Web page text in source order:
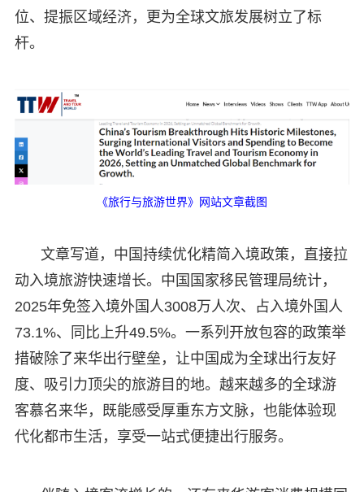
位、提振区域经济，更为全球文旅发展树立了标
杆。
《旅行与旅游世界》网站文章截图
文章写道，中国持续优化精简入境政策，直接拉
动入境旅游快速增长。中国国家移民管理局统计，
2025年免签入境外国人3008万人次、占入境外国人
73.1%、同比上升49.5%。一系列开放包容的政策举
措破除了来华出行壁垒，让中国成为全球出行友好
度、吸引力顶尖的旅游目的地。越来越多的全球游
客慕名来华，既能感受厚重东方文脉，也能体验现
代化都市生活，享受一站式便捷出行服务。